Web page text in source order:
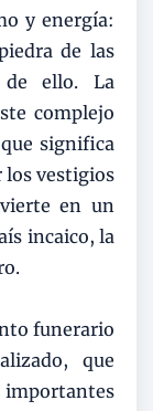
y energía:
de las
ello. La
complejo
significa
los vestigios
en un
incaico, la
funerario
que
importantes